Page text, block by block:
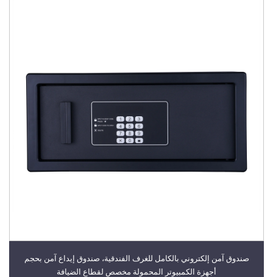
صندوق آمن إلكتروني بالكامل للغرف الفندقية، صندوق إيداع آمن بحجم
أجهزة الكمبيوتر المحمولة مخصص لقطاع الضيافة